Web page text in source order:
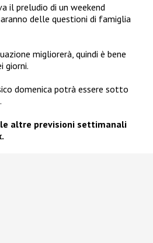
il preludio di un weekend
delle questioni di famiglia
migliorerà, quindi è bene
giorni.
domenica potrà essere sotto
altre previsioni settimanali